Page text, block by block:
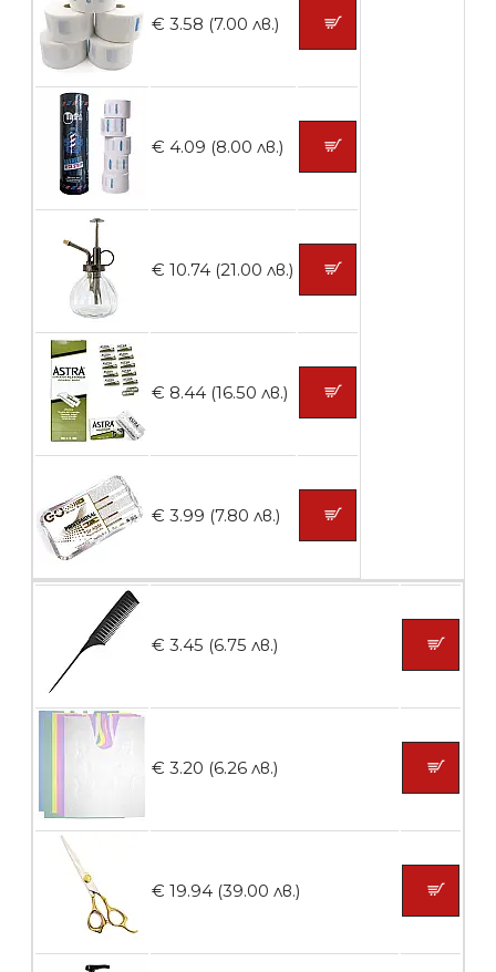
броя
Контейнери за сваляне на гел лак 5
броя
Ваничка за маникюр BMSPA1C
БЕЗПЛАТНО
Пила тип ренде
€ 3.58 (7.00 лв.)
€ 4.09 (8.00 лв.)
€ 10.74 (21.00 лв.)
€ 8.44 (16.50 лв.)
€ 3.99 (7.80 лв.)
€ 3.45 (6.75 лв.)
€ 3.20 (6.26 лв.)
€ 19.94 (39.00 лв.)